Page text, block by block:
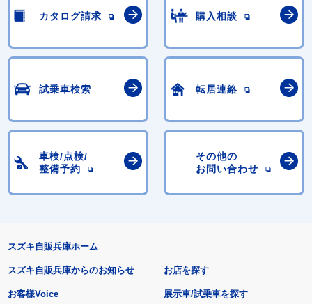
カタログ請求 購入相談
試乗車検索 転居連絡
車検/点検/
整備予約
その他の
お問い合わせ
スズキ自販兵庫ホーム
スズキ自販兵庫からのお知らせ
お客様Voice
お店を探す
展示車/試乗車を探す